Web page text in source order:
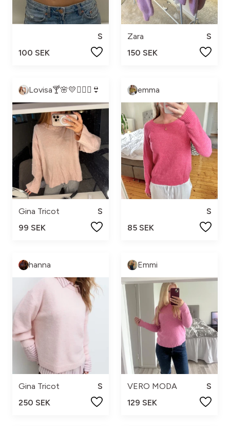
S
100 SEK
Zara
S
150 SEK
Lovisa🍸🌸💛🧚🏼‍♀️👙
Gina Tricot
S
99 SEK
emma
S
85 SEK
hanna
Gina Tricot
S
250 SEK
Emmi
VERO MODA
S
129 SEK